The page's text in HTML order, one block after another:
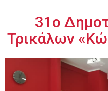
περιεχόμενο31ο
Τρικάλων